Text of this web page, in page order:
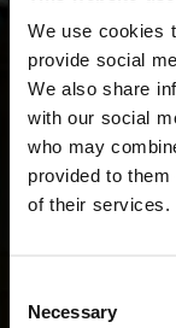
We use cookies
provide social
We also share
with our social
who may
provided to
of their services.
Selection
Necessary
Burkar i plåt
förvaring